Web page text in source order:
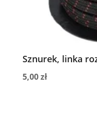
Sznurek, linka
5,00zł